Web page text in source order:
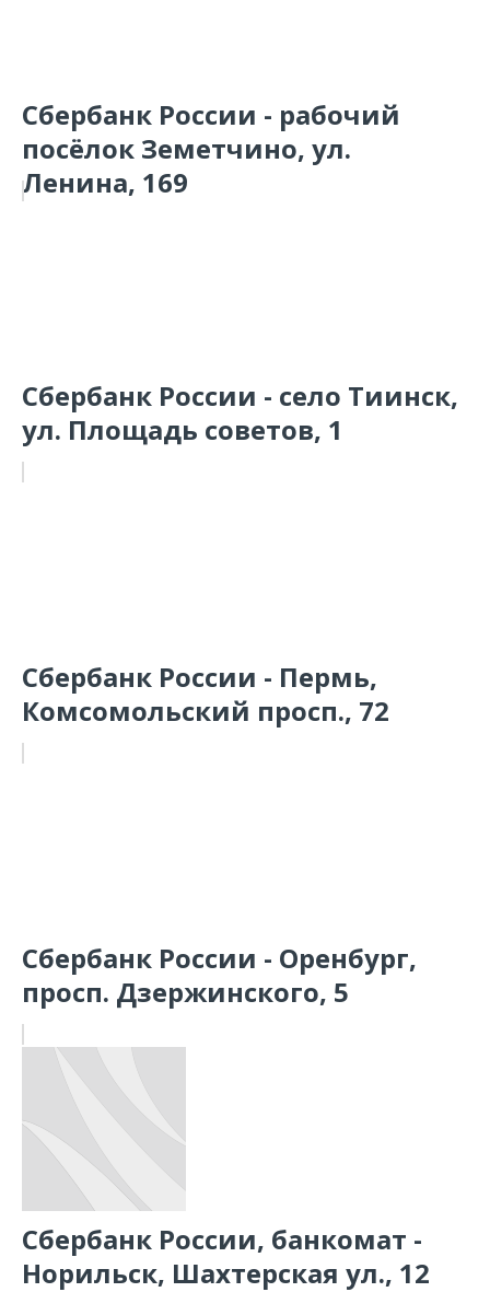
Сбербанк России - рабочий
посёлок Земетчино, ул.
Ленина, 169
Сбербанк России - село Тиинск,
ул. Площадь советов, 1
Сбербанк России - Пермь,
Комсомольский просп., 72
Сбербанк России - Оренбург,
просп. Дзержинского, 5
Сбербанк России, банкомат -
Норильск, Шахтерская ул., 12